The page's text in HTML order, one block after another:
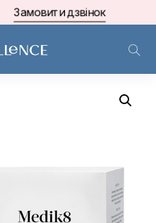
Замовити дзвінок